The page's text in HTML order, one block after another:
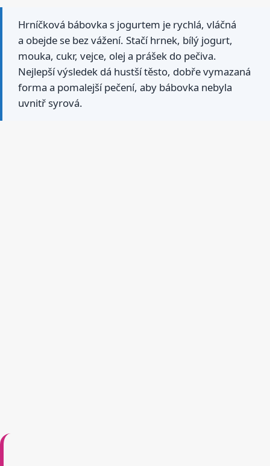
Hrníčková bábovka s jogurtem je rychlá, vláčná
a obejde se bez vážení. Stačí hrnek, bílý jogurt,
mouka, cukr, vejce, olej a prášek do pečiva.
Nejlepší výsledek dá hustší těsto, dobře vymazaná
forma a pomalejší pečení, aby bábovka nebyla
uvnitř syrová.